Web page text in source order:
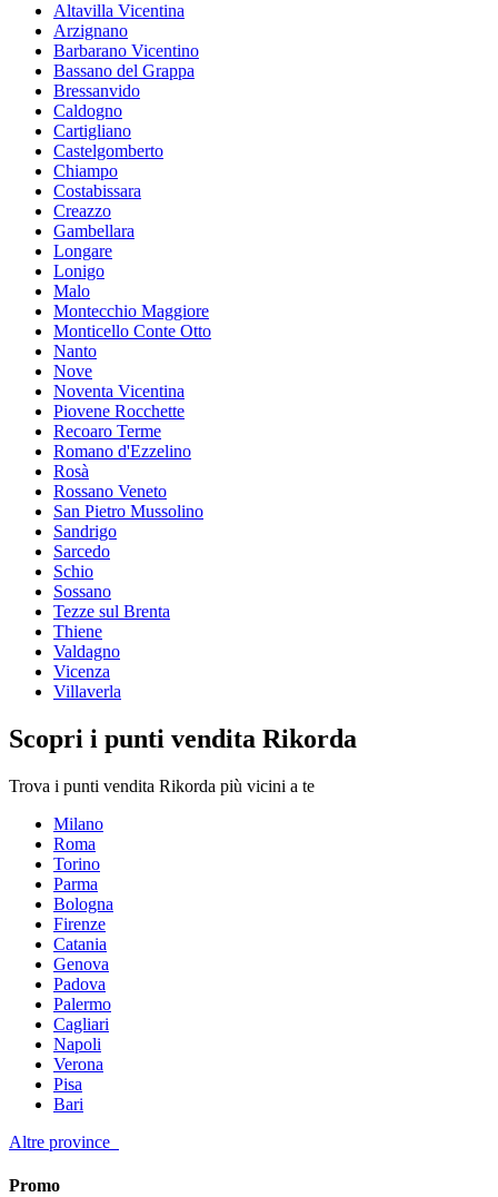
Altavilla Vicentina
Arzignano
Barbarano Vicentino
Bassano del Grappa
Bressanvido
Caldogno
Cartigliano
Castelgomberto
Chiampo
Costabissara
Creazzo
Gambellara
Longare
Lonigo
Malo
Montecchio Maggiore
Monticello Conte Otto
Nanto
Nove
Noventa Vicentina
Piovene Rocchette
Recoaro Terme
Romano d'Ezzelino
Rosà
Rossano Veneto
San Pietro Mussolino
Sandrigo
Sarcedo
Schio
Sossano
Tezze sul Brenta
Thiene
Valdagno
Vicenza
Villaverla
Scopri i punti vendita Rikorda
Trova i punti vendita Rikorda più vicini a te
Milano
Roma
Torino
Parma
Bologna
Firenze
Catania
Genova
Padova
Palermo
Cagliari
Napoli
Verona
Pisa
Bari
Altre province
Promo